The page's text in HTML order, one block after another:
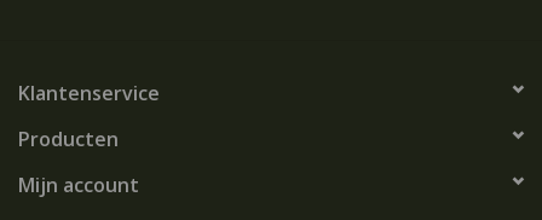
Klantenservice
Producten
Mijn account